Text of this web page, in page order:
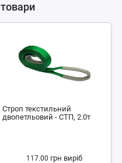
товари
Строп текстильний
двопетльовий - СТП, 2.0т
117.00 грн виріб